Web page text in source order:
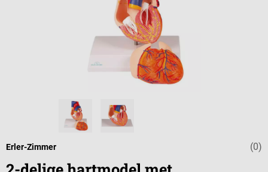
Gemiddelde
(0)
Erler-Zimmer